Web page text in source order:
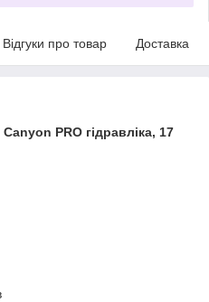
Відгуки про товар Доставка
PRO гідравліка, 17